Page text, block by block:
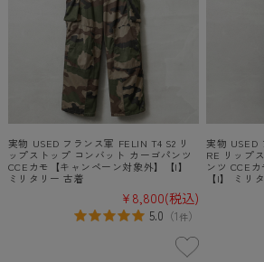
実物 USED フランス軍 FELIN T4 S2 リ
ップストップ コンバット カーゴパンツ
CCEカモ【キャンペーン対象外】【I】
ミリタリー 古着
¥8,800(税込)
5.0 （1件）
実物 USED
RE リップ
ンツ CCE
【I】 ミリ